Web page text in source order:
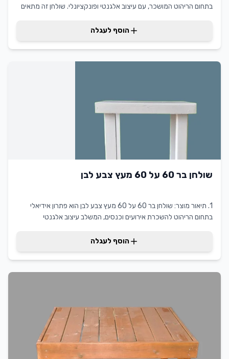
בתחום הריהוט המושכר, עם עיצוב אלגנטי ופונקציונלי. שולחן זה מתאים
לגודלו ולגמישותו. היתרונות הבולטים שלו כוללים יציבות גבוהה, עמידות
המוסף ללקוח טמון ביכולתו לשדרג כל אירוע באמצעות שולחן מקצועי
ומרהיב זה, המותאם לדרישות עכשוויות של השכרת ריהוט.
הוסף לעגלה
שולחן בר 60 על 60 מעץ צבע לבן
1. תיאור מוצר: שולחן בר 60 על 60 מעץ צבע לבן הוא פתרון אידיאלי
בתחום הריהוט להשכרת אירועים וכנסים, המשלב עיצוב אלגנטי
באירועים יוקרתיים ומפגשים חברתיים כאחד. היתרונות המרכזיים כוללים
צבע לבן מקצועי מביא ערך מוסף ללקוחות המחפשים מראה מתוחכם
ומודרני במרחב האירוע.
הוסף לעגלה